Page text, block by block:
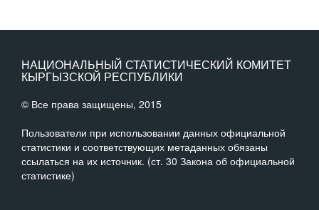
НАЦИОНАЛЬНЫЙ СТАТИСТИЧЕСКИЙ КОМИТЕТ
КЫРГЫЗСКОЙ РЕСПУБЛИКИ
© Все права защищены, 2015
Пользователи при использовании данных официальной
статистики и соответствующих метаданных обязаны
ссылаться на их источник. (ст. 30 Закона об официальной
статистике)